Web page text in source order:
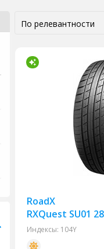
RoadX
RXQuest SU01
Индексы: 104Y